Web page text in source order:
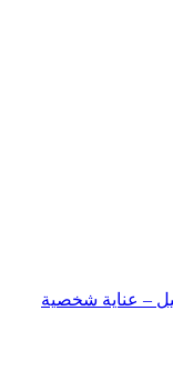
– عناية شخصية